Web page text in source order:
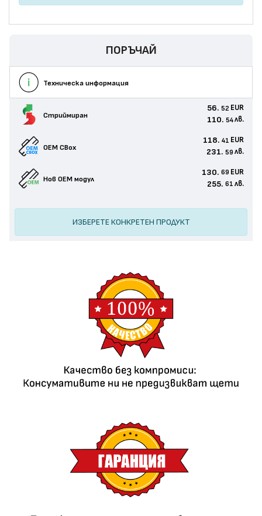
ПОРЪЧАЙ
Техническа информация
Стриймиран
56. 52 EUR
110. 54 лв.
OEM CBox
118. 41 EUR
231. 59 лв.
Нов ОЕМ модул
130. 69 EUR
255. 61 лв.
ИЗБЕРЕТЕ КОНКРЕТЕН ПРОДУКТ